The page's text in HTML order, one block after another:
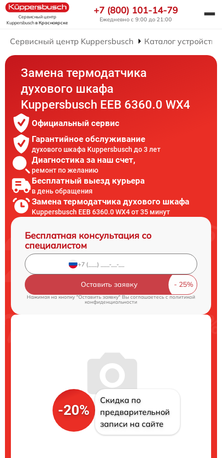
Сервисный центр
Kuppersbuschв Красноярске
+7 (800) 101-14-79
Ежедневно с 9:00 до 21:00
Сервисный центр Kuppersbusch Каталог устройств
Замена термодатчика
духового шкафа
Kuppersbusch EEB 6360.0 WX4
Официальный сервис
Гарантийное обслуживание
духового шкафа Kuppersbusch до 3 лет
Диагностика за наш счет,
ремонт по желанию
Бесплатный выезд курьера
в день обращения
Замена термодатчика духового шкафа
Kuppersbusch EEB 6360.0 WX4 от 35 минут
Бесплатная консультация со
специалистом
Оставить заявку
Нажимая на кнопку "Оставить заявку" Вы соглашаетесь c политикой
конфиденциальности
-20%
Скидка по
предварительной
записи на сайте